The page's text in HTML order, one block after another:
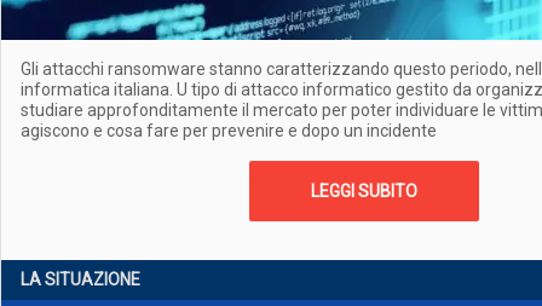
Gli attacchi ransomware stanno caratterizzando questo periodo,
informatica italiana. U tipo di attacco informatico gestito da
studiare approfonditamente il mercato per poter individuare le
agiscono e cosa fare per prevenire e dopo un incidente
LEGGI SUBITO
LA SITUAZIONE